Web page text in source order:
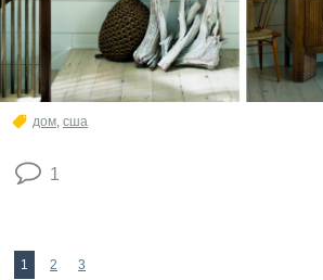
дом, сша
1
1 2 3